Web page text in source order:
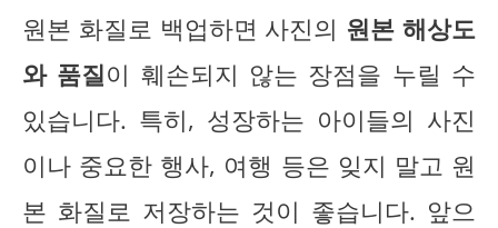
원본 화질로 백업하면 사진의 원본 해상도
와 품질이 훼손되지 않는 장점을 누릴 수
있습니다. 특히, 성장하는 아이들의 사진
이나 중요한 행사, 여행 등은 잊지 말고 원
본 화질로 저장하는 것이 좋습니다. 앞으